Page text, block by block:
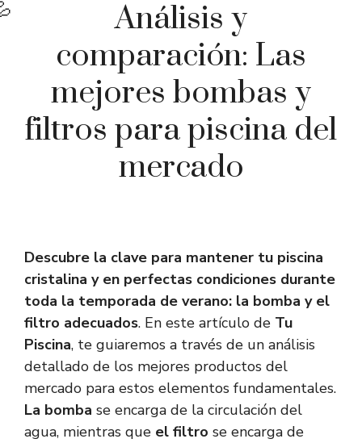
Análisis y
comparación: Las
mejores bombas y
filtros para piscina del
mercado
Descubre la clave para mantener tu piscina
cristalina y en perfectas condiciones durante
toda la temporada de verano: la bomba y el
filtro adecuados. En este artículo de Tu
Piscina, te guiaremos a través de un análisis
detallado de los mejores productos del
mercado para estos elementos fundamentales.
La bomba se encarga de la circulación del
agua, mientras que el filtro se encarga de